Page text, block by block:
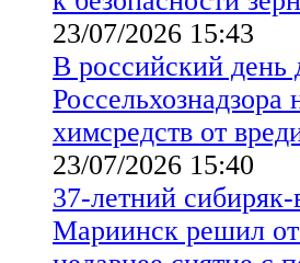
23/07/2026 15:43
В российский день
химсредств от
23/07/2026 15:40
37-летний сибиряк-
Мариинск решил